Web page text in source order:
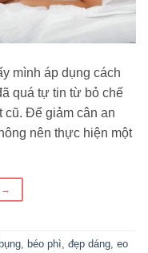
mình áp dụng cách
quá tự tin từ bỏ chế
cũ. Để giảm cân an
nên thực hiện một
→
, béo phì, đẹp dáng, eo